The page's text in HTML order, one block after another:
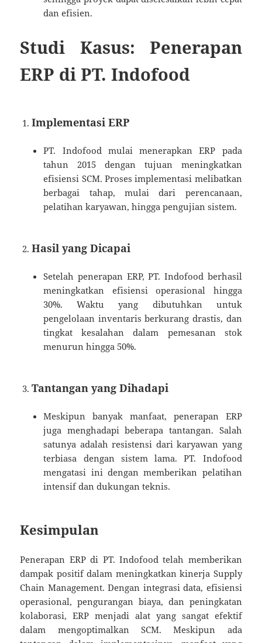
dan efisien.
Studi Kasus: Penerapan
ERP di PT. Indofood
Implementasi ERP
PT. Indofood mulai menerapkan ERP pada
tahun 2015 dengan tujuan meningkatkan
efisiensi SCM. Proses implementasi melibatkan
berbagai tahap, mulai dari perencanaan,
pelatihan karyawan, hingga pengujian sistem.
Hasil yang Dicapai
Setelah penerapan ERP, PT. Indofood berhasil
meningkatkan efisiensi operasional hingga
30%. Waktu yang dibutuhkan untuk
pengelolaan inventaris berkurang drastis, dan
tingkat kesalahan dalam pemesanan stok
menurun hingga 50%.
Tantangan yang Dihadapi
Meskipun banyak manfaat, penerapan ERP
juga menghadapi beberapa tantangan. Salah
satunya adalah resistensi dari karyawan yang
terbiasa dengan sistem lama. PT. Indofood
mengatasi ini dengan memberikan pelatihan
intensif dan dukungan teknis.
Kesimpulan
Penerapan ERP di PT. Indofood telah memberikan
dampak positif dalam meningkatkan kinerja Supply
Chain Management. Dengan integrasi data, efisiensi
operasional, pengurangan biaya, dan peningkatan
kolaborasi, ERP menjadi alat yang sangat efektif
dalam mengoptimalkan SCM. Meskipun ada